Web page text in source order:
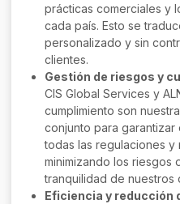
prácticas comerciales y
cada país. Esto se
personalizado y sin
clientes.
Gestión de riesgos y
CIS Global Services y
cumplimiento son
conjunto para garantizar
todas las regulaciones y
minimizando los riesgos
tranquilidad de nuestros
Eficiencia y reducción